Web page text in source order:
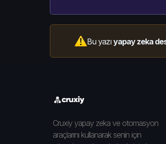
Bu yazıyapay zeka
Cruxiy yapay zeka ve otomasyon
araçlarını kullanarak senin için